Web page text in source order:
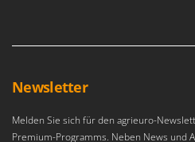
Newsletter
Melden Sie sich für den agrieuro-
Premium-Programms. Neben News und